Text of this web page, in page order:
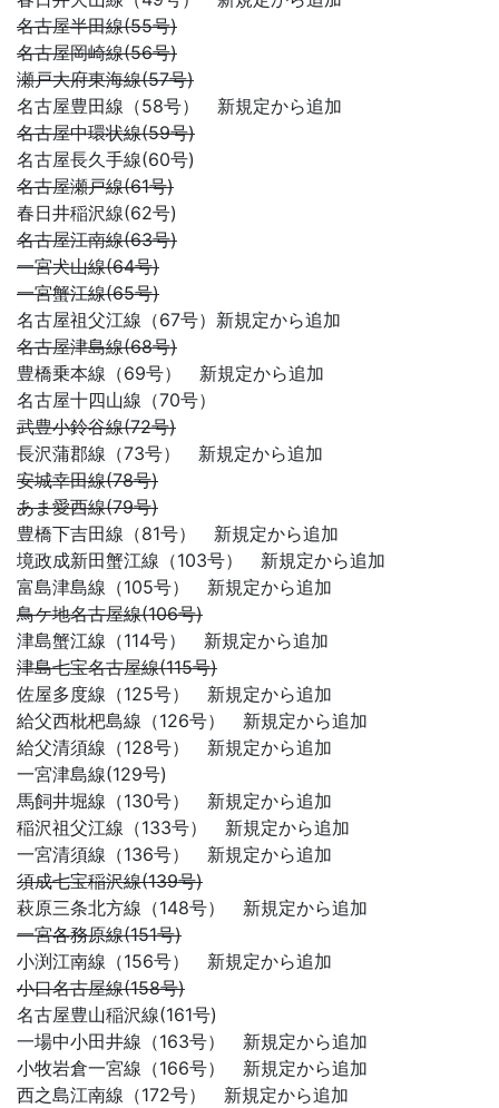
名古屋半田線(55号)
名古屋岡崎線(56号)
瀬戸大府東海線(57号)
名古屋豊田線（58号） 新規定から追加
名古屋中環状線(59号)
名古屋長久手線(60号)
名古屋瀬戸線(61号)
春日井稲沢線(62号)
名古屋江南線(63号)
一宮犬山線(64号)
一宮蟹江線(65号)
名古屋祖父江線（67号）新規定から追加
名古屋津島線(68号)
豊橋乗本線（69号） 新規定から追加
名古屋十四山線（70号）
武豊小鈴谷線(72号)
長沢蒲郡線（73号） 新規定から追加
安城幸田線(78号)
あま愛西線(79号)
豊橋下吉田線（81号） 新規定から追加
境政成新田蟹江線（103号） 新規定から追加
富島津島線（105号） 新規定から追加
鳥ケ地名古屋線(106号)
津島蟹江線（114号） 新規定から追加
津島七宝名古屋線(115号)
佐屋多度線（125号） 新規定から追加
給父西枇杷島線（126号） 新規定から追加
給父清須線（128号） 新規定から追加
一宮津島線(129号)
馬飼井堀線（130号） 新規定から追加
稲沢祖父江線（133号） 新規定から追加
一宮清須線（136号） 新規定から追加
須成七宝稲沢線(139号)
萩原三条北方線（148号） 新規定から追加
一宮各務原線(151号)
小渕江南線（156号） 新規定から追加
小口名古屋線(158号)
名古屋豊山稲沢線(161号)
一場中小田井線（163号） 新規定から追加
小牧岩倉一宮線（166号） 新規定から追加
西之島江南線（172号） 新規定から追加